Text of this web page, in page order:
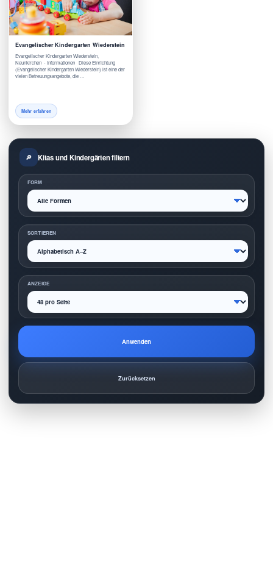
Evangelischer Kindergarten Wiederstein
Evangelischer Kindergarten Wiederstein,
Neunkirchen - Informationen Diese Einrichtung
(Evangelischer Kindergarten Wiederstein) ist eine der
vielen Betreuungsangebote, die …
Mehr erfahren
Kitas und Kindergärten filtern
FORM
SORTIEREN
ANZEIGE
Anwenden
Zurücksetzen